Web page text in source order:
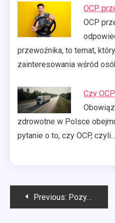
OCP
OCP
przewoźnika, to temat,
zainteresowania wśród
Czy
zdrowotne w Polsce
pytanie o to, czy OCP, czyli…
Nawigacja
Previous: Pozycjonowanie stron Tarnowskie Góry